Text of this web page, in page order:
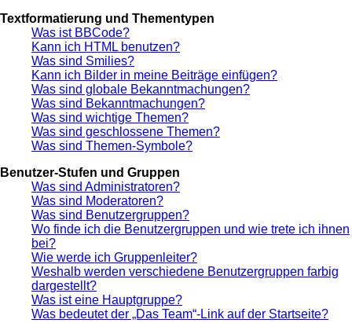
Textformatierung und Thementypen
Was ist BBCode?
Kann ich HTML benutzen?
Was sind Smilies?
Kann ich Bilder in meine Beiträge einfügen?
Was sind globale Bekanntmachungen?
Was sind Bekanntmachungen?
Was sind wichtige Themen?
Was sind geschlossene Themen?
Was sind Themen-Symbole?
Benutzer-Stufen und Gruppen
Was sind Administratoren?
Was sind Moderatoren?
Was sind Benutzergruppen?
Wo finde ich die Benutzergruppen und wie trete ich ihnen
bei?
Wie werde ich Gruppenleiter?
Weshalb werden verschiedene Benutzergruppen farbig
dargestellt?
Was ist eine Hauptgruppe?
Was bedeutet der „Das Team“-Link auf der Startseite?